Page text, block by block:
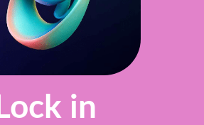
Lock in